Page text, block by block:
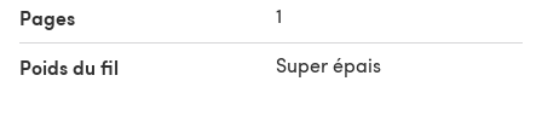
Pages 1
Poids du fil Super épais